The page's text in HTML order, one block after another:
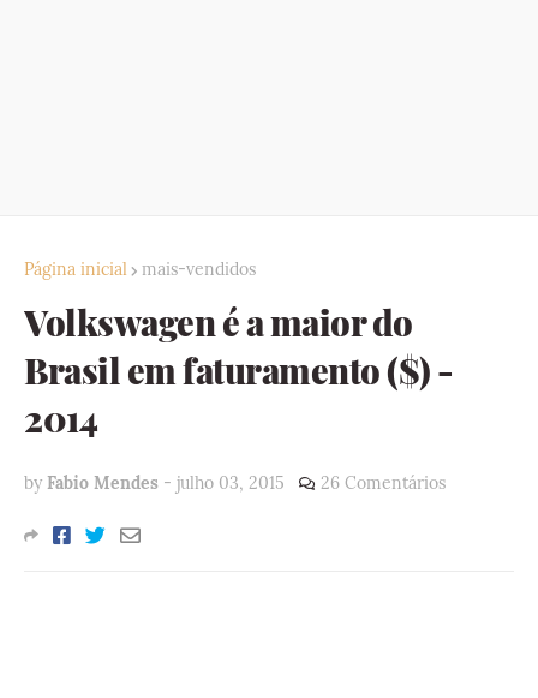
Página inicial mais-vendidos
Volkswagen é a maior do
Brasil em faturamento ($) -
2014
by Fabio Mendes - julho 03, 2015 26 Comentários